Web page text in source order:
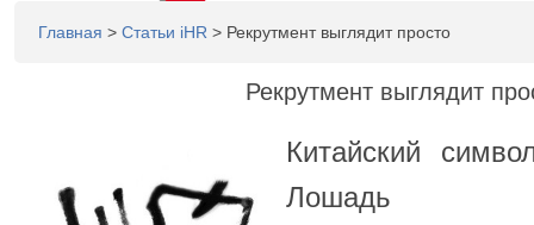
Главная > Статьи iHR > Рекрутмент выглядит просто
Рекрутмент выглядит
Китайский
Лошадь